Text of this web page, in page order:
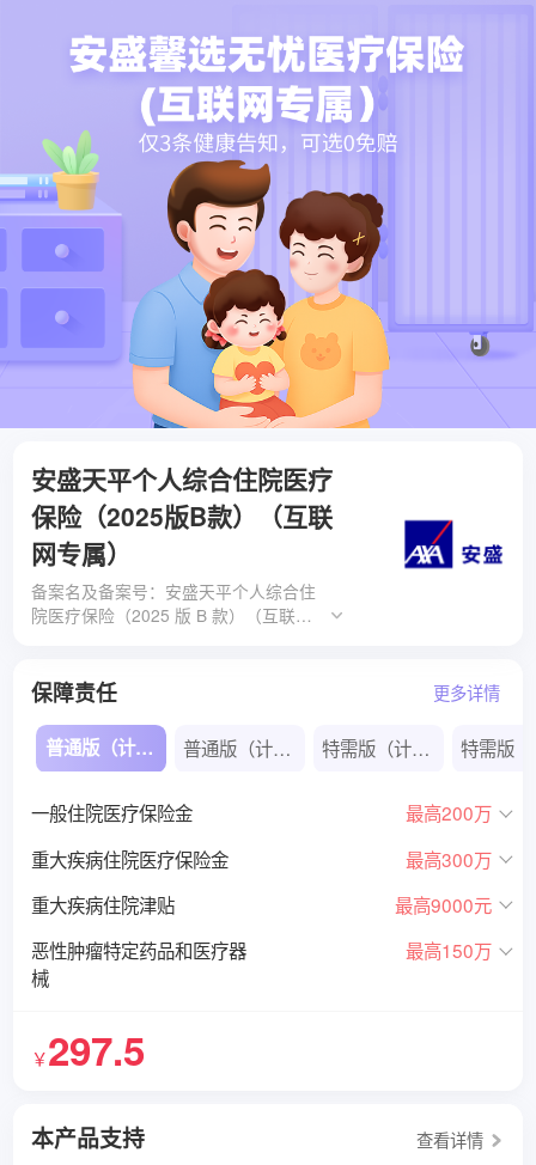
安盛天平个人综合住院医疗
保险（2025版B款）（互联
网专属）
备案名及备案号：安盛天平个人综合住
院医疗保险（2025 版 B 款）（互联网
保障责任 更多详情
普通版（计划1） 普通版（计划2） 特需版（计划1）
一般住院医疗保险金
最高200万
重大疾病住院医疗保险金
最高300万
重大疾病住院津贴
最高9000元
恶性肿瘤特定药品和医疗器
械
最高150万
￥297.5
本产品支持
查看详情